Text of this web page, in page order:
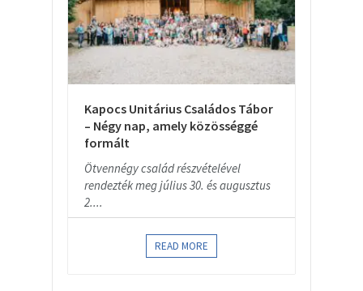
Kapocs Unitárius Családos Tábor
– Négy nap, amely közösséggé
formált
Ötvennégy család részvételével
rendezték meg július 30. és augusztus
2....
READ MORE